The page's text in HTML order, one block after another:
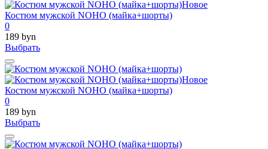
Новое
Костюм мужской NOHO (майка+шорты)
0
189 byn
Выбрать
Новое
Костюм мужской NOHO (майка+шорты)
0
189 byn
Выбрать